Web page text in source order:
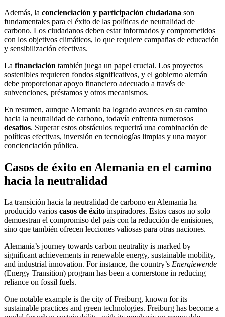
Además, la concienciación y participación ciudadana son
fundamentales para el éxito de las políticas de neutralidad de
carbono. Los ciudadanos deben estar informados y comprometidos
con los objetivos climáticos, lo que requiere campañas de educación
y sensibilización efectivas.
La financiación también juega un papel crucial. Los proyectos
sostenibles requieren fondos significativos, y el gobierno alemán
debe proporcionar apoyo financiero adecuado a través de
subvenciones, préstamos y otros mecanismos.
En resumen, aunque Alemania ha logrado avances en su camino
hacia la neutralidad de carbono, todavía enfrenta numerosos
desafíos. Superar estos obstáculos requerirá una combinación de
políticas efectivas, inversión en tecnologías limpias y una mayor
concienciación pública.
Casos de éxito en Alemania en el camino
hacia la neutralidad
La transición hacia la neutralidad de carbono en Alemania ha
producido varios casos de éxito inspiradores. Estos casos no solo
demuestran el compromiso del país con la reducción de emisiones,
sino que también ofrecen lecciones valiosas para otras naciones.
Alemania’s journey towards carbon neutrality is marked by
significant achievements in renewable energy, sustainable mobility,
and industrial innovation. For instance, the country’s Energiewende
(Energy Transition) program has been a cornerstone in reducing
reliance on fossil fuels.
One notable example is the city of Freiburg, known for its
sustainable practices and green technologies. Freiburg has become a